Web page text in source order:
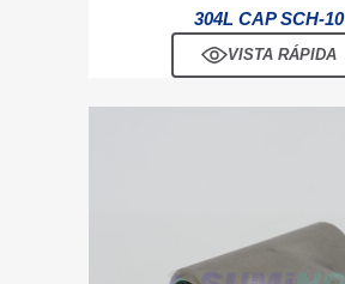
304L CAP SCH-10
VISTA RÁPIDA